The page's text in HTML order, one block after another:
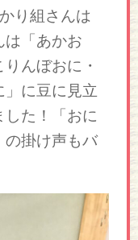
り組さんは
は「あかお
んぼおに・
に豆に見立
た！「おに
の掛け声もバ